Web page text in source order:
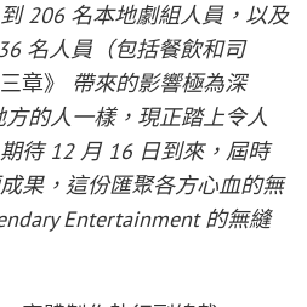
206 名本地劇組人員，以及
名人員（包括餐飲和司
章》
帶來的影響極為深
的人一樣，現正踏上令人
待 12 月 16 日到來，屆時
果，這份匯聚各方心血的無
Entertainment 的無縫